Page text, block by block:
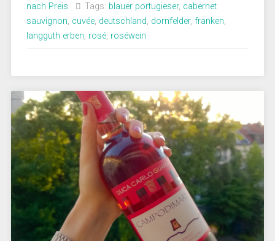
Hause
–
Eine
Rosé-
Verkostung“
nach Preis
Tags: blauer portugieser, cabernet
sauvignon, cuvée, deutschland, dornfelder, franken,
langguth erben, rosé, roséwein